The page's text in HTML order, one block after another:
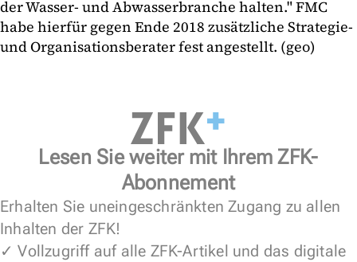
der Wasser- und Abwasserbranche halten." FMC
habe hierfür gegen Ende 2018 zusätzliche Strategie-
und Organisationsberater fest angestellt. (geo)
Lesen Sie weiter mit Ihrem ZFK-
Abonnement
Erhalten Sie uneingeschränkten Zugang zu allen
Inhalten der ZFK!
✓ Vollzugriff auf alle ZFK-Artikel und das digitale